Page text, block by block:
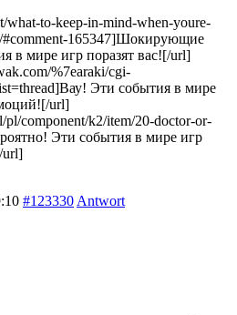
what-to-keep-in-mind-when-youre-
#comment-165347]Шокирующие
в мире игр поразят вас![/url]
%7earaki/cgi-
Эти события в мире
url]
pl/component/k2/item/20-doctor-or-
Эти события в мире игр
url]
#123330 Antwort